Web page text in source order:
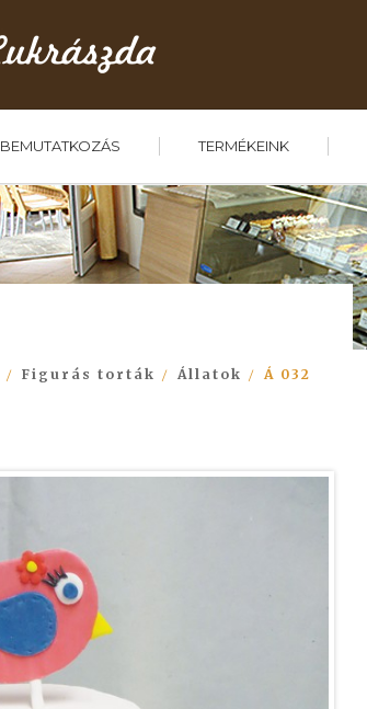
BEMUTATKOZÁS TERMÉKEINK
Figurás torták Állatok Á 032